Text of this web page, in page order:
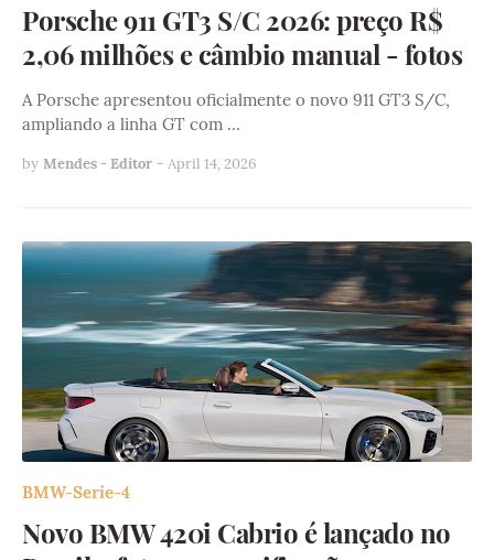
Porsche 911 GT3 S/C 2026: preço R$
2,06 milhões e câmbio manual - fotos
A Porsche apresentou oficialmente o novo 911 GT3 S/C,
ampliando a linha GT com …
by Mendes - Editor - April 14, 2026
BMW-Serie-4
Novo BMW 420i Cabrio é lançado no